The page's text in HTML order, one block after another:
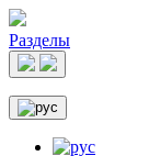
Разделы